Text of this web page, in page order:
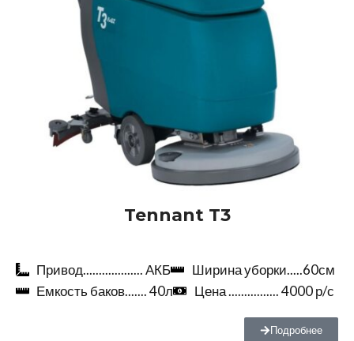
Tennant T3
Привод................... АКБ
Ширина уборки.....60см
Емкость баков....... 40л
Цена ................ 4000 р/с
Подробнее